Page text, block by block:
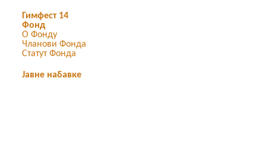
Гимфест 14
Фонд
О Фонду
Чланови Фонда
Статут Фонда
Јавне набавке